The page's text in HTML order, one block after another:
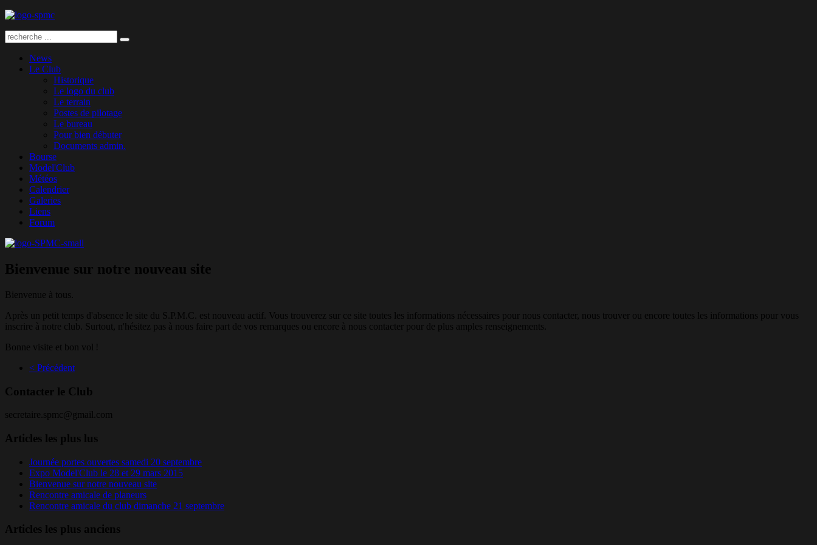
News
Le Club
Historique
Le logo du club
Le terrain
Postes de pilotage
Le bureau
Pour bien débuter
Documents admin.
Bourse
Model'Club
Météos
Calendrier
Galeries
Liens
Forum
Bienvenue sur notre nouveau site
Bienvenue à tous.
Après un petit temps d'absence le site du S.P.M.C. est nouveau actif. Vous trouverez sur ce site toutes les informations nécessaires pour nous contacter, nous trouver ou encore toutes les informations pour vous
inscrire à notre club. Surtout, n'hésitez pas à nous faire part de vos remarques ou encore à nous contacter pour de plus amples renseignements.
Bonne visite et bon vol !
< Précédent
Contacter le Club
secretaire.spmc@gmail.com
Articles les plus lus
Journée portes ouvertes samedi 20 septembre
Expo Model'Club le 28 et 29 mars 2015
Bienvenue sur notre nouveau site
Rencontre amicale de planeurs
Rencontre amicale du club dimanche 21 septembre
Articles les plus anciens